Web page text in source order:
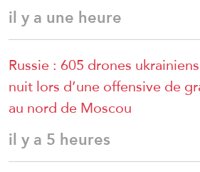
il y a une heure
Russie : 605 drones
nuit lors d’une offensive de
au nord de Moscou
il y a 5 heures